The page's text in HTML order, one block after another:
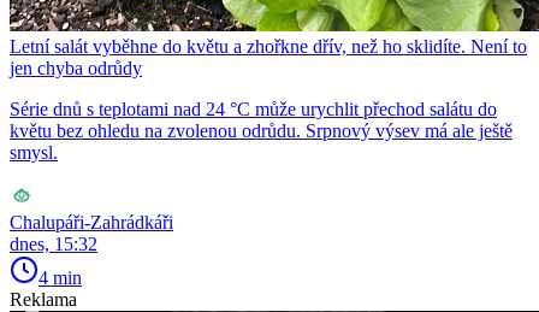
Letní salát vyběhne do květu a zhořkne dřív, než ho sklidíte. Není to
jen chyba odrůdy
Série dnů s teplotami nad 24 °C může urychlit přechod salátu do
květu bez ohledu na zvolenou odrůdu. Srpnový výsev má ale ještě
smysl.
Chalupáři-Zahrádkáři
dnes, 15:32
4 min
Reklama